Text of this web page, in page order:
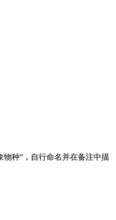
物种”，自行命名并在备注中描